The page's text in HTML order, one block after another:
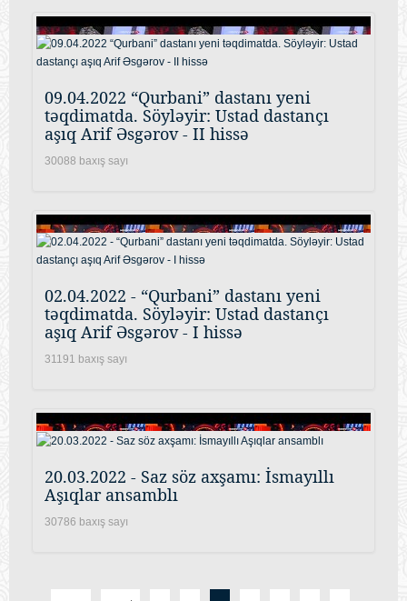
09.04.2022 “Qurbani” dastanı yeni
təqdimatda. Söyləyir: Ustad dastançı
aşıq Arif Əsgərov - II hissə
30088 baxış sayı
02.04.2022 - “Qurbani” dastanı yeni
təqdimatda. Söyləyir: Ustad dastançı
aşıq Arif Əsgərov - I hissə
31191 baxış sayı
20.03.2022 - Saz söz axşamı: İsmayıllı
Aşıqlar ansamblı
30786 baxış sayı